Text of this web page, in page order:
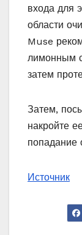
входа для
области
Muse
лимонным
затем
Затем,
накройте
попадание
Источник